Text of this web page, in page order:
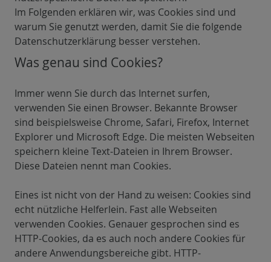
Im Folgenden erklären wir, was Cookies sind und
warum Sie genutzt werden, damit Sie die folgende
Datenschutzerklärung besser verstehen.
Was genau sind Cookies?
Immer wenn Sie durch das Internet surfen,
verwenden Sie einen Browser. Bekannte Browser
sind beispielsweise Chrome, Safari, Firefox, Internet
Explorer und Microsoft Edge. Die meisten Webseiten
speichern kleine Text-Dateien in Ihrem Browser.
Diese Dateien nennt man Cookies.
Eines ist nicht von der Hand zu weisen: Cookies sind
echt nützliche Helferlein. Fast alle Webseiten
verwenden Cookies. Genauer gesprochen sind es
HTTP-Cookies, da es auch noch andere Cookies für
andere Anwendungsbereiche gibt. HTTP-